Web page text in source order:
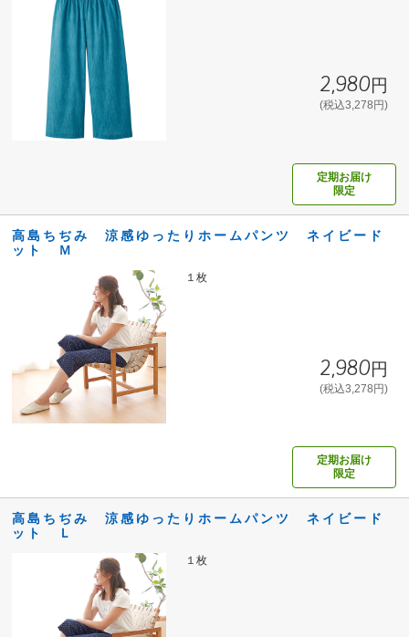
2,980円
(税込3,278円)
定期お届け
限定
高島ちぢみ 涼感ゆったりホームパンツ ネイビード
ット Ｍ
１枚
2,980円
(税込3,278円)
定期お届け
限定
高島ちぢみ 涼感ゆったりホームパンツ ネイビード
ット Ｌ
１枚